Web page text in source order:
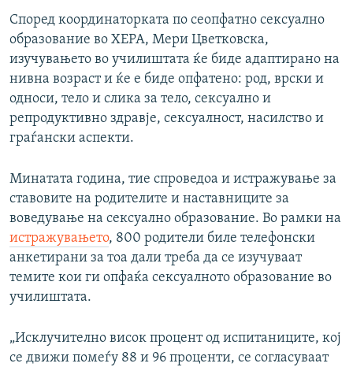
Според координаторката по сеопфатно сексуално
образование во ХЕРА, Мери Цветковска,
изучувањето во училиштата ќе биде адаптирано на
нивна возраст и ќе е биде опфатено: род, врски и
односи, тело и слика за тело, сексуално и
репродуктивно здравје, сексуалност, насилство и
граѓански аспекти.
Минатата година, тие спроведоа и истражување за
ставовите на родителите и наставниците за
воведување на сексуално образование. Во рамки на
истражувањето, 800 родители биле телефонски
анкетирани за тоа дали треба да се изучуваат
темите кои ги опфаќа сексуалното образование во
училиштата.
„Исклучително висок процент од испитаниците, кој
се движи помеѓу 88 и 96 проценти, се согласуваат